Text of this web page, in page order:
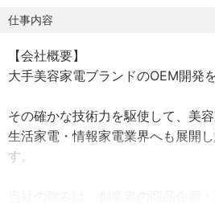
仕事内容
【会社概要】
大手美容家電ブランドのOEM開発
その確かな技術力を駆使して、美
生活家電・情報家電業界へも展開
す。